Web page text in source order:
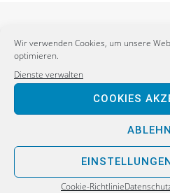
Wir verwenden Cookies, um unsere
optimieren.
Dienste verwalten
COOKIES
Cookie-Richtlinie
Alternative für Deutschland